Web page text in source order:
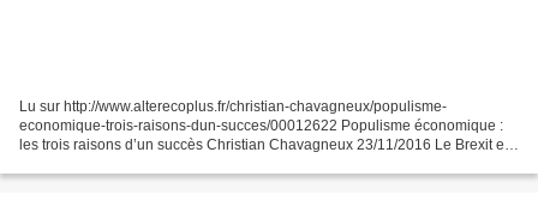
Lu sur http://www.alterecoplus.fr/christian-chavagneux/populisme-
economique-trois-raisons-dun-succes/00012622 Populisme économique :
les trois raisons d’un succès Christian Chavagneux 23/11/2016 Le Brexit et